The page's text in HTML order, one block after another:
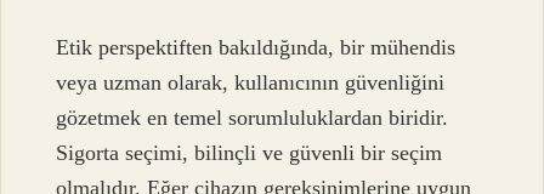
Etik perspektiften bakıldığında, bir mühendis
veya uzman olarak, kullanıcının güvenliğini
gözetmek en temel sorumluluklardan biridir.
Sigorta seçimi, bilinçli ve güvenli bir seçim
olmalıdır. Eğer cihazın gereksinimlerine uygun